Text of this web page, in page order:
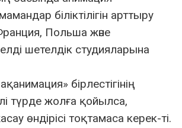
біліктілігін арттыру
Польша және
шетелдік студияларына
бірлестігінің
түрде жолға қойылса,
өндірісі тоқтамаса керек-ті.